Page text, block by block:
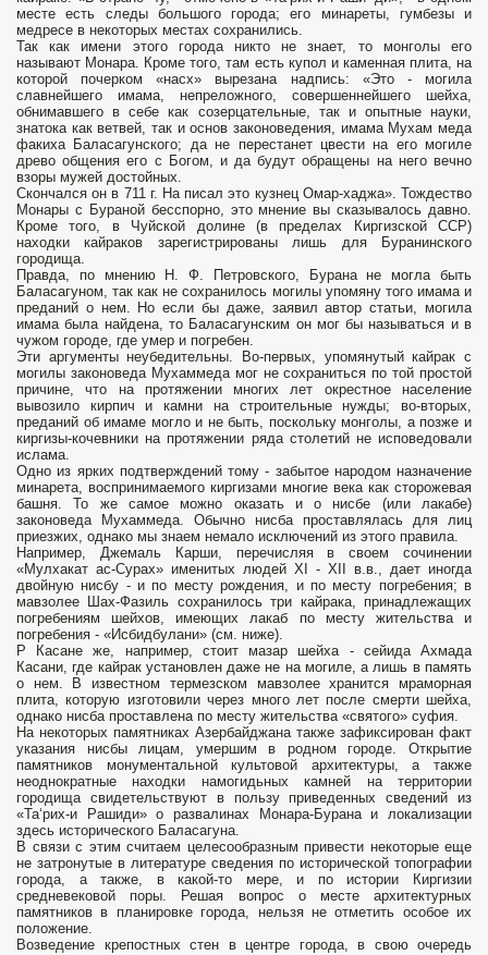
месте есть следы большого города; его мина­реты, гумбезы и
медресе в некоторых местах сохранились.
Так как имени этого города никто не знает, то монголы его
называют Монара. Кроме того, там есть купол и каменная плита, на
которой почерком «насх» вырезана надпись: «Это - могила
славнейшего имама, непреложного, совершеннейшего шейха,
обнимавшего в себе как созерцательные, так и опытные науки,
знатока как ветвей, так и основ законоведения, имама Мухам­ меда
факиха Баласагунского; да не перестанет цвести на его могиле
древо общения его с Богом, и да будут обращены на него вечно
взоры мужей достойных.
Скончался он в 711 г. На­ писал это кузнец Омар-хаджа». Тождество
Монары с Бураной бесспорно, это мнение вы­ сказывалось давно.
Кроме того, в Чуйской долине (в пределах Киргизской ССР)
находки кайраков зарегистрированы лишь для Буранинского
городища.
Правда, по мнению Н. Ф. Петровского, Бурана не могла быть
Баласагуном, так как не сохранилось могилы упомяну­ того имама и
преданий о нем. Но если бы даже, заявил автор статьи, могила
имама была найдена, то Баласагунским он мог бы называться и в
чужом городе, где умер и погребен.
Эти аргументы неубедительны. Во-первых, упомянутый кайрак с
могилы законоведа Мухаммеда мог не сохраниться по той простой
причине, что на протяжении многих лет окрестное население
вывозило кирпич и камни на строительные нуж­ды; во-вторых,
преданий об имаме могло и не быть, поскольку монголы, а позже и
киргизы-кочевники на протяжении ряда столетий не исповедовали
ислама.
Одно из ярких подтверждений тому - забытое народом назначение
минарета, восприни­маемого киргизами многие века как сторожевая
башня. То же самое можно оказать и о нисбе (или лакабе)
законоведа Мухаммеда. Обычно нисба проставлялась для лиц
приезжих, однако мы знаем немало исключений из этого правила.
Например, Джемаль Карши, перечисляя в своем сочинении
«Мулхакат ас-Сурах» именитых людей XI - XII в.в., дает иногда
двойную нисбу - и по месту рождения, и по месту погребения; в
мавзолее Шах-Фазиль сохранилось три кайрака, принадлежащих
погребениям шейхов, имеющих лакаб по месту жительства и
погребения - «Исбидбулани» (см. ниже).
Р Касане же, например, стоит мазар шейха - сейида Ахмада
Касани, где кайрак установлен даже не на могиле, а лишь в память
о нем. В известном термезском мавзолее хранится мраморная
плита, которую изготовили че­рез много лет после смерти шейха,
однако нисба проставлена по месту жительства «святого» суфия.
На некоторых памят­никах Азербайджана также зафиксирован факт
указания нисбы лицам, умершим в родном городе. Открытие
памятников монументальной культовой архитек­туры, а также
неоднократные находки намогидьных камней на территории
городища свидетельствуют в пользу приведен­ных сведений из
«Та‘рих-и Рашиди» о развалинах Монара-Бурана и локализации
здесь исторического Баласагуна.
В связи с этим считаем целесообразным привести некоторые еще
не затронутые в литературе сведения по исторической топографии
города, а также, в какой-то мере, и по истории Киргизии
средневековой поры. Решая вопрос о месте архитектурных
памятников в планировке города, нельзя не отметить особое их
положение.
Возведение крепостных стен в центре города, в свою очередь